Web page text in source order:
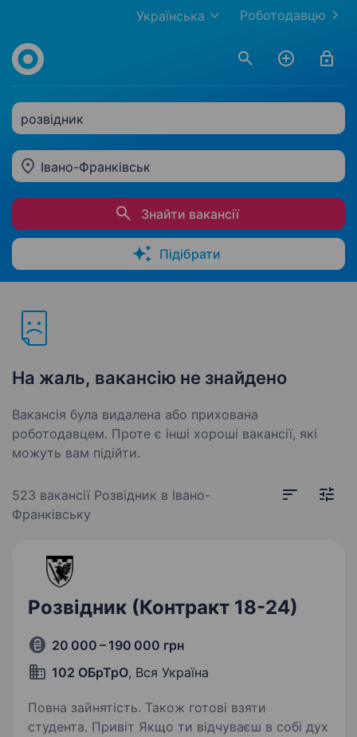
Роботодавцю
Українська
розвідник
Івано-Франківськ
Знайти вакансії
Підібрати
На жаль, вакансію не знайдено
Вакансія була видалена або прихована
роботодавцем. Проте є інші хороші вакансії, які
можуть вам підійти.
523 вакансії Розвідник в Івано-
Франківську
Розвідник (Контракт 18-24)
20 000 – 190 000 грн
102 ОБрТрО, Вся Україна
Повна зайнятість. Також готові взяти
студента. Привіт Якщо ти відчуваєш в собі дух